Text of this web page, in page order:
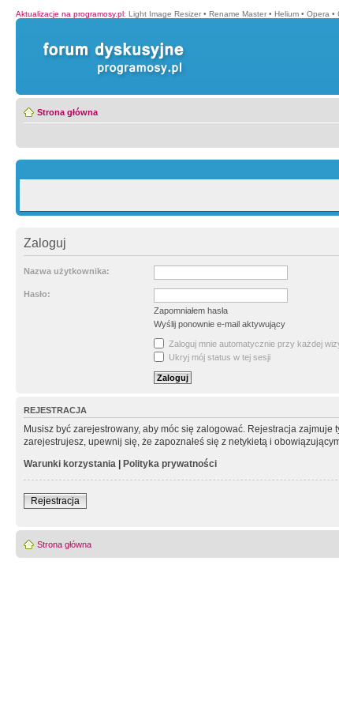
Aktualizacje na programosy.pl: Light Image Resizer • Rename Master • Helium • Opera •
Strona główna
Zaloguj
Nazwa użytkownika:
Hasło:
Zapomniałem hasła
Wyślij ponownie e-mail aktywujący
Zaloguj mnie automatycznie przy każdej
Ukryj mój status w tej sesji
REJESTRACJA
Musisz być zarejestrowany, aby móc się zalogować. Rejestracja
zarejestrujesz, upewnij się, że zapoznałeś się z netykietą i
Warunki korzystania | Polityka prywatności
Rejestracja
Strona główna